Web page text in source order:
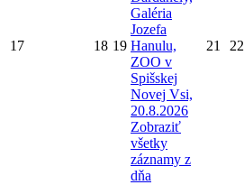
17 18 19
Galéria
Jozefa
Hanulu,
ZOO v
Spišskej
Novej Vsi,
20.8.2026
Zobraziť
všetky
záznamy z
dňa
21 22